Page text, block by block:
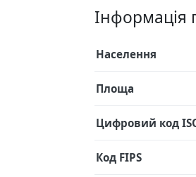
Інформація
Населення
Площа
Цифровий код
Код FIPS